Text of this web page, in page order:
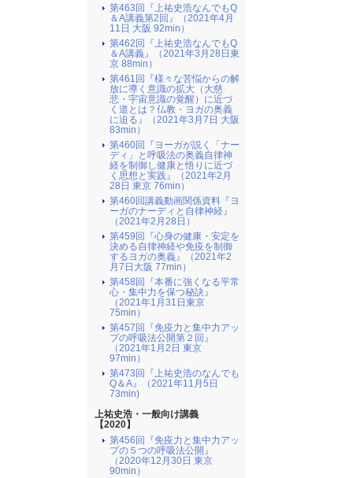
第463回『上祐史浩なんでもQ
＆A講義第2回』（2021年4月
11日 大阪 92min）
第462回『上祐史浩なんでもQ
＆A講義』（2021年3月28日東
京 88min）
第461回『様々な苦悩からの解
放に導く意識の拡大（大慈
悲・宇宙意識の覚醒）に近づ
く道とは？仏教・ヨガの奥義
に迫る』（2021年3月7日 大阪
83min）
第460回『ヨーガが説く「ナー
ディ」と呼吸法の奥義自律神
経を制御し健康と悟りに近づ
く思想と実践』（2021年2月
28日 東京 76min）
第460回講義動画関係資料『ヨ
ーガのナーディと自律神経』
（2021年2月28日）
第459回『心身の健康・安定を
決める自律神経や免疫を制御
するヨガの奥義』（2021年2
月7日大阪 77min）
第458回『本番に強くなる平常
心・集中力を保つ秘訣』
（2021年1月31日東京
75min）
第457回『免疫力と集中力アッ
プの呼吸法公開第２回』
（2021年1月2日 東京
97min）
第473回『上祐史浩のなんでも
Q＆A』（2021年11月5日
73min)
上祐史浩・一般向け講義
【2020】
第456回『免疫力と集中力アッ
プの５つの呼吸法公開』
（2020年12月30日 東京
90min）